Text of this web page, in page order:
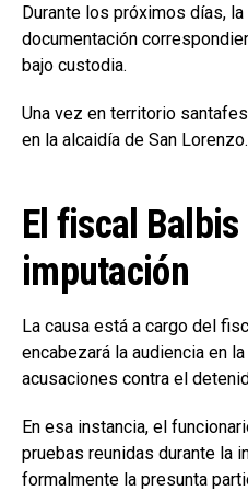
Durante los próximos días,
documentación
bajo custodia.
Una vez en territorio
en la alcaidía de San Lorenzo.
El fiscal
imputación
La causa está a cargo del
encabezará la audiencia en
acusaciones contra el
En esa instancia, el
pruebas reunidas durante la
formalmente la presunta